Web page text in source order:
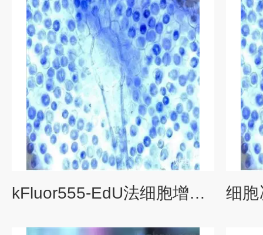
kFluor555-EdU法细胞增殖检测试剂盒(流式)